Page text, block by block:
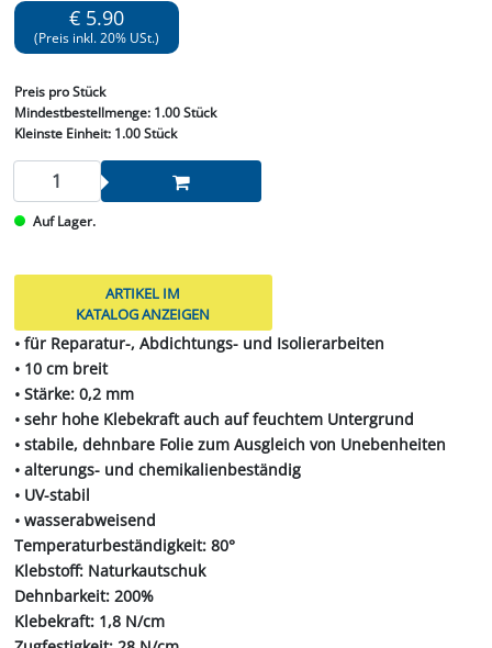
€ 5.90
(Preis inkl. 20% USt.)
Preis pro Stück
Mindestbestellmenge: 1.00 Stück
Kleinste Einheit:1.00 Stück
Auf Lager.
ARTIKEL IM
KATALOG ANZEIGEN
• für Reparatur-, Abdichtungs- und Isolierarbeiten
• 10 cm breit
• Stärke: 0,2 mm
• sehr hohe Klebekraft auch auf feuchtem Untergrund
• stabile, dehnbare Folie zum Ausgleich von Unebenheiten
• alterungs- und chemikalienbeständig
• UV-stabil
• wasserabweisend
Temperaturbeständigkeit: 80°
Klebstoff: Naturkautschuk
Dehnbarkeit: 200%
Klebekraft: 1,8 N/cm